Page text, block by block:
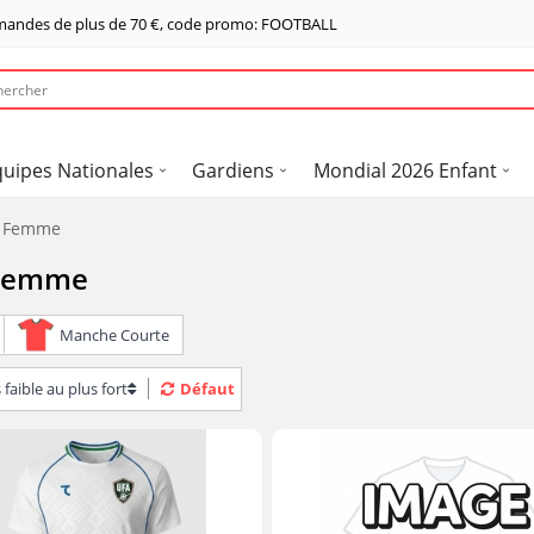
de plus de70 €, code promo: FOOTBALL
Nationales Gardiens Mondial 2026 Enfant
Manche Courte
faible au plus fort Défaut